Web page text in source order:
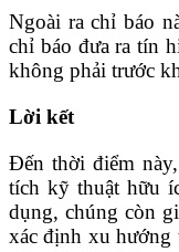
Ngoài ra chỉ báo
chỉ báo đưa ra tín
không phải trước
Lời kết
Đến thời điểm
tích kỹ thuật hữu
dụng, chúng còn
xác định xu hướng